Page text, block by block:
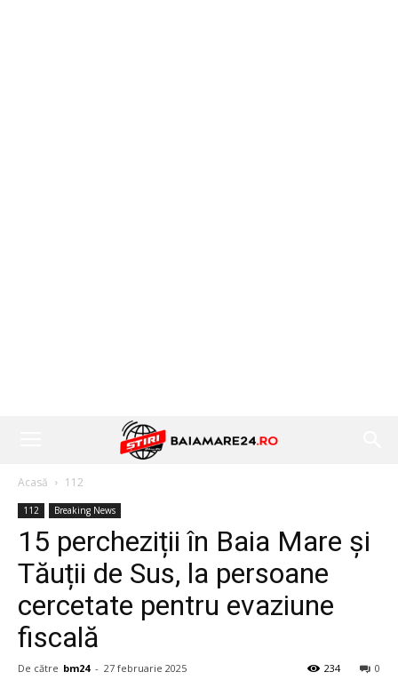
Acasă 112
112 Breaking News
15 percheziții în Baia Mare și
Tăuții de Sus, la persoane
cercetate pentru evaziune
fiscală
De către bm24 - 27 februarie 2025 0
234